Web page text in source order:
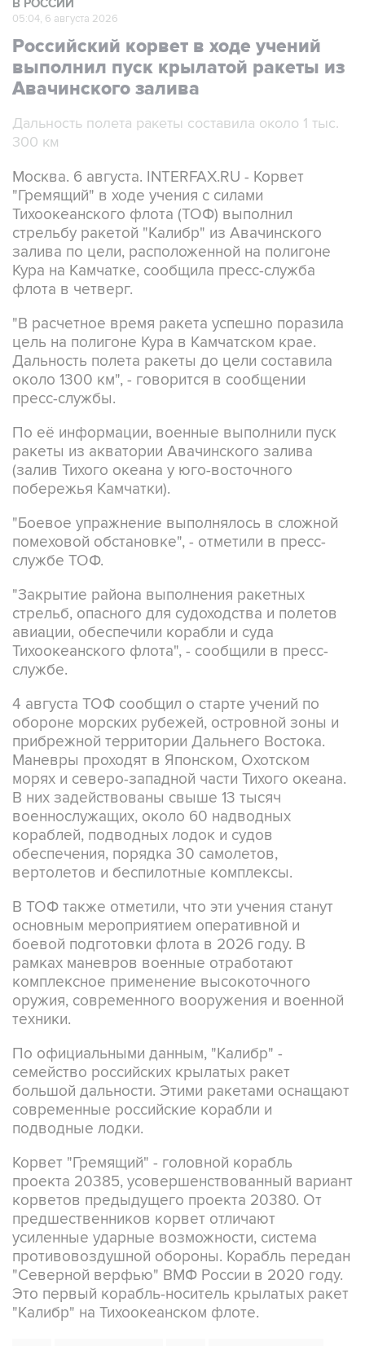
Российский корвет в ходе учений
выполнил пуск крылатой ракеты из
Авачинского залива
Дальность полета ракеты составила около 1 тыс.
Москва. 6 августа. INTERFAX.RU - Корвет
Тихоокеанского флота (ТОФ) выполнил
стрельбу ракетой "Калибр" из Авачинского
залива по цели, расположенной на полигоне
Кура на Камчатке, сообщила пресс-служба
флота в четверг.
"В расчетное время ракета успешно поразила
Дальность полета ракеты до цели составила
около 1300 км", - говорится в сообщении
пресс-службы.
По её информации, военные выполнили пуск
(залив Тихого океана у юго-восточного
побережья Камчатки).
"Боевое упражнение выполнялось в сложной
службе ТОФ.
"Закрытие района выполнения ракетных
авиации, обеспечили корабли и суда
Тихоокеанского флота", - сообщили в пресс-
службе.
4 августа ТОФ сообщил о старте учений по
прибрежной территории Дальнего Востока.
Маневры проходят в Японском, Охотском
морях и северо-западной части Тихого океана.
В них задействованы свыше 13 тысяч
военнослужащих, около 60 надводных
кораблей, подводных лодок и судов
обеспечения, порядка 30 самолетов,
вертолетов и беспилотные комплексы.
В ТОФ также отметили, что эти учения станут
боевой подготовки флота в 2026 году. В
рамках маневров военные отработают
комплексное применение высокоточного
оружия, современного вооружения и военной
техники.
По официальными данным, "Калибр" -
большой дальности. Этими ракетами оснащают
современные российские корабли и
подводные лодки.
Корвет "Гремящий" - головной корабль
корветов предыдущего проекта 20380. От
предшественников корвет отличают
усиленные ударные возможности, система
противовоздушной обороны. Корабль передан
"Северной верфью" ВМФ России в 2020 году.
Это первый корабль-носитель крылатых ракет
"Калибр" на Тихоокеанском флоте.
ТОФ Камчатский край Кура Авачинский залив